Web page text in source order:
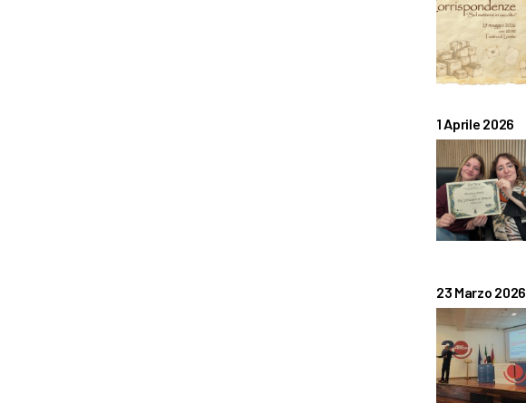
1 Aprile 2026
23 Marzo 2026